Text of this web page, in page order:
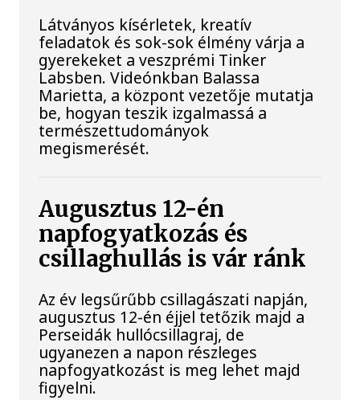
Látványos kísérletek, kreatív
feladatok és sok-sok élmény várja a
gyerekeket a veszprémi Tinker
Labsben. Videónkban Balassa
Marietta, a központ vezetője mutatja
be, hogyan teszik izgalmassá a
természettudományok
megismerését.
Augusztus 12-én
napfogyatkozás és
csillaghullás is vár ránk
Az év legsűrűbb csillagászati napján,
augusztus 12-én éjjel tetőzik majd a
Perseidák hullócsillagraj, de
ugyanezen a napon részleges
napfogyatkozást is meg lehet majd
figyelni.